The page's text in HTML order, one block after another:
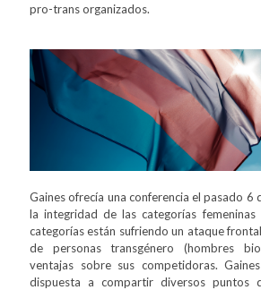
pro-trans organizados.
Gaines ofrecía una conferencia el pasado 6
la integridad de las categorías
categorías están sufriendo un ataque
de personas transgénero (hombres
ventajas sobre sus competidoras.
dispuesta a compartir diversos